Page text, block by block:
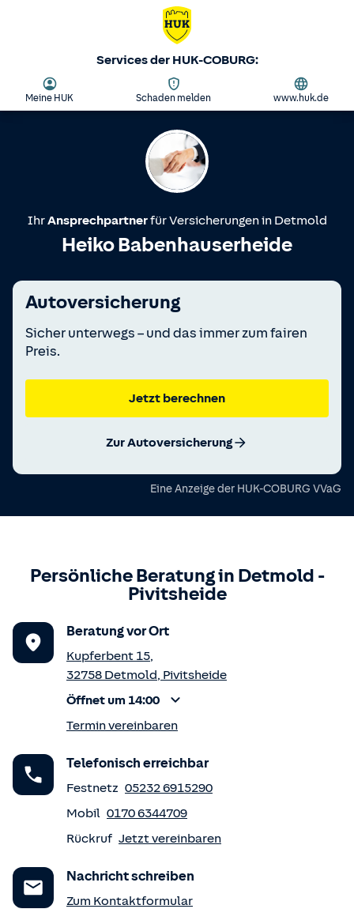
Services der HUK-COBURG:
Meine HUK Schaden melden www.huk.de
IhrAnsprechpartnerfür Versicherungen in Detmold
Heiko Babenhauserheide
Autoversicherung
Sicher unterwegs – und das immer zum fairen
Preis.
Jetzt berechnen
Zur Autoversicherung
Eine Anzeige der HUK-COBURG VVaG
Persönliche Beratung in Detmold -
Pivitsheide
Beratung vor Ort
Kupferbent 15,
32758 Detmold, Pivitsheide
Öffnet um 14:00
Termin vereinbaren
Telefonisch erreichbar
Festnetz 05232 6915290
Mobil 0170 6344709
Rückruf Jetzt vereinbaren
Nachricht schreiben
Zum Kontaktformular